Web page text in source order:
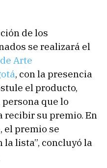
de los
se realizará el
Arte
, con la presencia
el producto,
que lo
recibir su premio. En
el premio se
lista”, concluyó la